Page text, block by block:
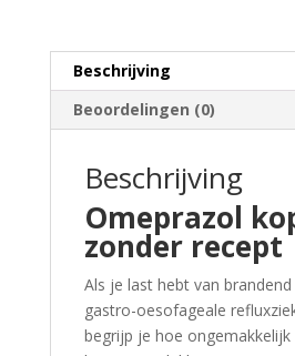
Beschrijving
Beoordelingen (0)
Beschrijving
Omeprazol
zonder recept
Als je last hebt van
gastro-oesofageale
begrijp je hoe